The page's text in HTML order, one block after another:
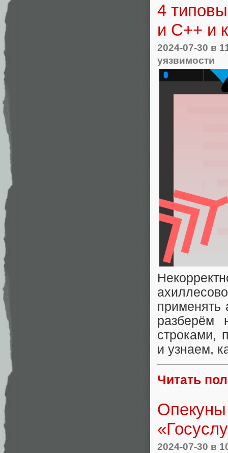
4
и С++ и
2024-07-30 в
уязвимости
применять
разберём
строками,
и узнаем,
Читать
Опекуны
2024-07-30 в